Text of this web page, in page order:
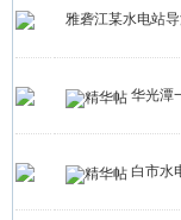
雅砻江某水电站
华光潭
白市水